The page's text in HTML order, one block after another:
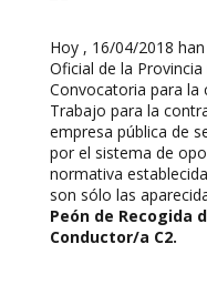
Hoy , 16/04/2018
Oficial de la
Convocatoria para la
Trabajo para la
empresa pública de
por el sistema de
normativa
son sólo las
Peón de Recogida
Conductor/a C2.